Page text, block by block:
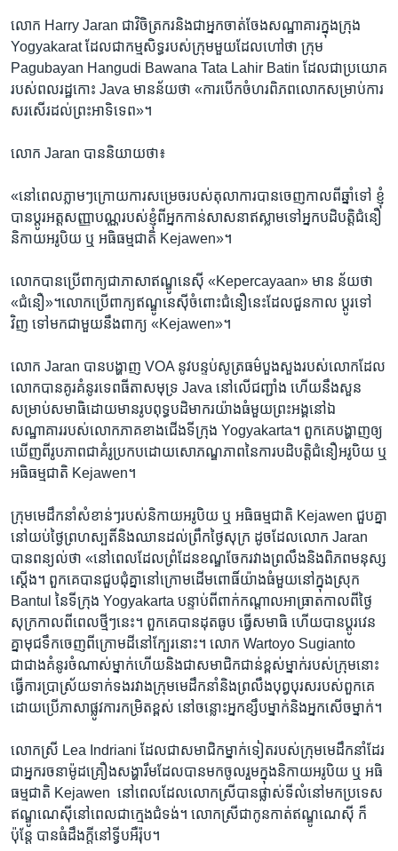
​លោក​ Harry Jaran ជា​វិចិត្រករ​និង​ជា​អ្នកចាត់ចែង​សណ្ឋា​គារ​ក្នុង​ក្រុង​
Yogyakarat ដែល​ជា​កម្មសិទ្ធ​របស់​ក្រុម​មួយ​ដែល​ហៅថា​ ក្រុម ​
Pagubayan Hangudi Bawana Tata Lahir Batin ​ដែល​ជា​ប្រយោគ​
របស់​ពលរដ្ឋកោះ​ Java ​មាន​ន័យថា​ «ការ​បើក​ចំហរ​ពិភពលោក​សម្រាប់​ការ​
សរសើរ​ដល់ព្រះ​អាទិទេព‍»។
​លោក ​Jaran ​បាន​និយាយ​ថា៖ ​
«នៅពេល​ភ្លាមៗ​ក្រោយ​ការ​សម្រេច​របស់​តុលាការ​បាន​ចេញ​កាល​ពី​ឆ្នាំ​ទៅ ខ្ញុំ​
បាន​ប្តូរ​អត្តសញ្ញាបណ្ណ​របស់​ខ្ញុំ​ពី​អ្នកកាន់​សាសនា​ឥស្លាម​ទៅ​អ្នកបដិបត្តិ​ជំនឿ​
និកាយ​អរូបិយ ឬ ​អធិធម្មជាតិ​ Kejawen»។
លោក​បាន​ប្រើ​ពាក្យ​ជាភាសា​ឥណ្ឌូនេស៊ី​ ‍«Kepercayaan»​ មាន ន័យ​ថា​
«ជំនឿ‍»។​លោក​ប្រើ​ពាក្យ​ឥណ្ឌូនេស៊ី​ចំពោះ​ជំនឿនេះ​ដែល​ជួនកាល​ ប្តូរ​ទៅ​
វិញ ទៅមក​ជាមួយ​នឹង​ពាក្យ​ «Kejawen‍»។
លោក​ Jaran ​បាន​បង្ហាញ​ VOA ​នូវ​បន្ទប់​សូត្រ​ធម៌​បួងសួង​របស់​លោក​ដែល​
លោក​បាន​គូរគំនូរ​ទេព​ធីតាសមុទ្រ ​Java ​នៅ​លើ​ជញ្ជាំង ​ហើយ​នឹង​សួន​
សម្រាប់​សមាធិ​ដោយ​មាន​រូប​ពុទ្ធ​បដិមាករ​យ៉ាងធំមួយ​ព្រះអង្គ​នៅឯ​
សណ្ឋាគារ​របស់​លោក​ភាគ​ខាង​ជើង​ទីក្រុង ​Yogyakarta។ ​ពួកគេ​បង្ហាញ​ឲ្យ​
ឃើញ​ពី​រូបភាពជា​គំរូ​ប្រកប​ដោយ​សោភណ្ឌភាព​នៃការ​បដិបត្តិ​ជំនឿអរូបិយ ​ឬ
​អធិធម្មជាតិ​ Kejawen។
ក្រុម​មេដឹកនាំ​សំខាន់ៗ​របស់​និកាយ​អរូបិយ ​ឬ ​អធិធម្មជាតិ​ Kejawen​ ‍ជួប​គ្នា​
នៅ​យប់​ថ្ងៃ​ព្រហស្បតិ៍និងឈាន​ដល់​ព្រឹកថ្ងៃសុក្រ ​ដូចដែល​លោក ​Jaran ​
បាន​ពន្យល់​ថា «នៅពេល​ដែល​ព្រំ​ដែន​ខណ្ឌ​ចែក​រវាង​ព្រលឹង​និង​ពិភព​មនុស្ស​
ស្តើង។​ ពួកគេ​បាន​ជួប​ជុំ​គ្នា​នៅ​ក្រោម​ដើម​ពោធិ៍​យ៉ាងធំ​មួយ​នៅ​ក្នុង​ស្រុក​
Bantul ​នៃ​ទីក្រុង ​Yogyakarta ​បន្ទាប់​ពី​ពាក់​កណ្តាល​អាធ្រាត​កាល​ពី​ថ្ងៃ​
សុក្រ​កាល​ពី​ពេល​ថ្មីៗ​នេះ។​ ពួកគេ​បាន​ដុតធូប ​ធ្វើ​សមាធិ ​ហើយ​បាន​ប្តូរ​វេន​
គ្នា​មុជ​ទឹកចេញ​ពី​ក្រោម​ដី​នៅ​ក្បែរ​នោះ។ ​លោក​ Wartoyo Sugianto ​
ជាជាងគំនូរ​ចំណាស់​ម្នាក់​ហើយ​និង​ជា​សមាជិកជាន់ខ្ពស់​ម្នាក់​របស់​ក្រុម​នោះ ​
ធ្វើ​ការប្រាស្រ័យទាក់​ទង​រវាង​ក្រុម​មេដឹកនាំ​និង​ព្រលឹង​បុព្វបុរស​របស់​ពួកគេ​
ដោយ​ប្រើ​ភាសា​ផ្លូវការ​កម្រិតខ្ពស់ ​នៅចន្លោះ​អ្នក​ខ្សឹប​ម្នាក់​និង​អ្នកសើច​ម្នាក់។
​លោកស្រី ​Lea Indriani ​ដែលជា​សមាជិក​ម្នាក់​ទៀត​របស់​ក្រុម​មេដឹកនាំ​ដែរ
​ជាអ្នក​រចនា​ម៉ូដ​គ្រឿង​សង្ហារឹម​ដែល​បាន​មកចូលរួម​ក្នុង​និកាយ​អរូបិយ ​ឬ ​អធិ
ធម្មជាតិ​ Kejawen​ ‍ ​នៅពេល​ដែល​លោកស្រី​បាន​ផ្លាស់​ទី​លំនៅ​មក​ប្រទេស​
ឥណ្ឌូណេស៊ី​នៅពេល​ជា​ក្មេង​ជំទង់។​ លោកស្រី​ជា​កូនកាត់​ឥណ្ឌូណេស៊ី ​ក៏
ប៉ុន្តែ ​បាន​ធំដឹងក្តី​នៅ​ទ្វីប​អឺរ៉ុប។